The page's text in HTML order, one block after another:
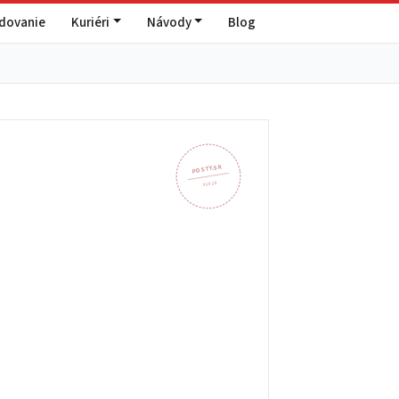
Kuriéri Návody Blog
POSTY.SK
930 28